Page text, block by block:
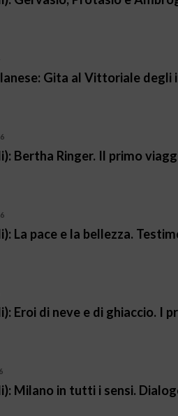
Gita al Vittoriale degli
Bertha Ringer. Il primo
La pace e la bellezza.
Eroi di neve e di ghiaccio. I
Milano in tutti i sensi.